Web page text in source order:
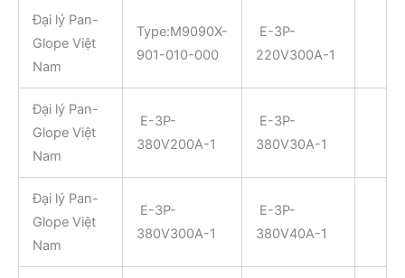
Đại lý Pan-
Glope Việt
Nam
Type:M9090X-
901-010-000
E-3P-
220V300A-1
Đại lý Pan-
Glope Việt
Nam
E-3P-
380V200A-1
E-3P-
380V30A-1
Đại lý Pan-
Glope Việt
Nam
E-3P-
380V300A-1
E-3P-
380V40A-1